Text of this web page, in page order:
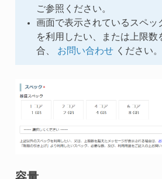
ご参照ください。
画面で表示されているスペッ
を利用したい、または上限数
合、 お問い合わせください。